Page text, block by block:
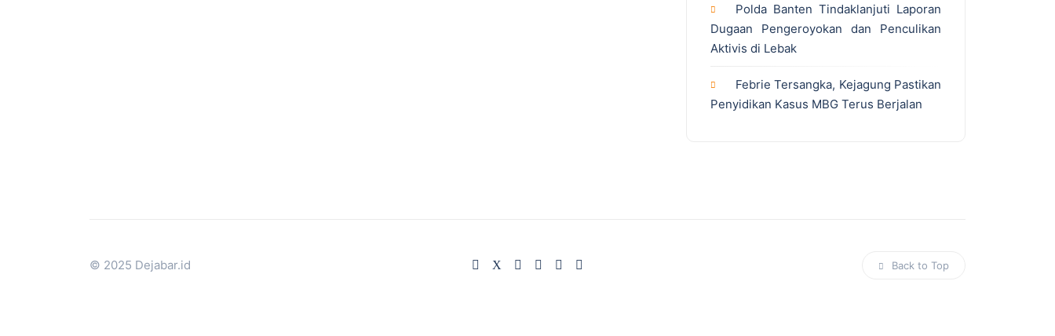
Polda Banten Tindaklanjuti Laporan
Dugaan Pengeroyokan dan Penculikan
Aktivis di Lebak
Febrie Tersangka, Kejagung Pastikan
Penyidikan Kasus MBG Terus Berjalan
© 2025 Dejabar.id Back to Top